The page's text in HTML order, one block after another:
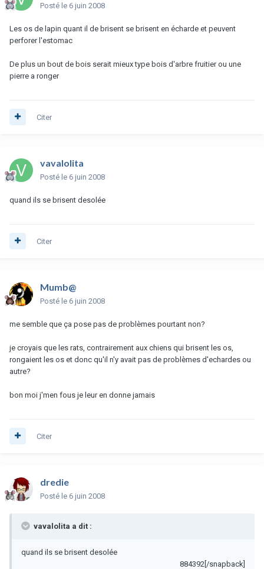
Posté le 6 juin 2008
Les os de lapin quant il de brisent se brisent en écharde et peuvent
perforer l'estomac
De plus un bout de bois serait mieux type bois d'arbre fruitier ou une
pierre a ronger
Citer
vavalolita
Posté le 6 juin 2008
quand ils se brisent desolée
Citer
Mumb@
Posté le 6 juin 2008
me semble que ça pose pas de problèmes pourtant non?
je croyais que les rats, contrairement aux chiens qui brisent les os,
rongaient les os et donc qu'il n'y avait pas de problèmes d'echardes ou
autre?
bon moi j'men fous je leur en donne jamais
Citer
dredie
Posté le 6 juin 2008
vavalolita a dit :
quand ils se brisent desolée
884392[/snapback]